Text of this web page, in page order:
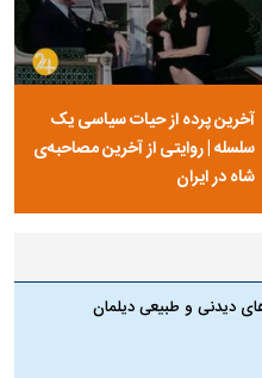
آخرین پرده از حیات سیاسی یک
سلسله | روایتی از آخرین مصاحبه‌ی
شاه در ایران
دیدنی و طبیعی دیلمان